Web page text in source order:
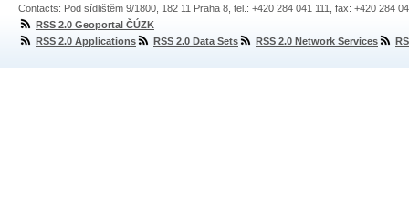
Contacts: Pod sídlištěm 9/1800, 182 11 Praha 8, tel.: +420 284 041 111, fax: +420 284
RSS 2.0 Geoportal ČÚZK
RSS 2.0 Applications
RSS 2.0 Data Sets RSS 2.0 Network Services